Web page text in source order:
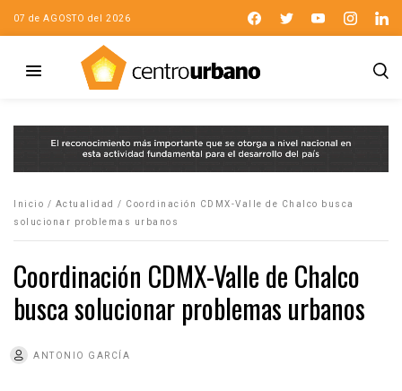
07 de AGOSTO del 2026
Inicio / Actualidad / Coordinación CDMX-Valle de Chalco busca
solucionar problemas urbanos
Coordinación CDMX-Valle de Chalco
busca solucionar problemas urbanos
ANTONIO GARCÍA